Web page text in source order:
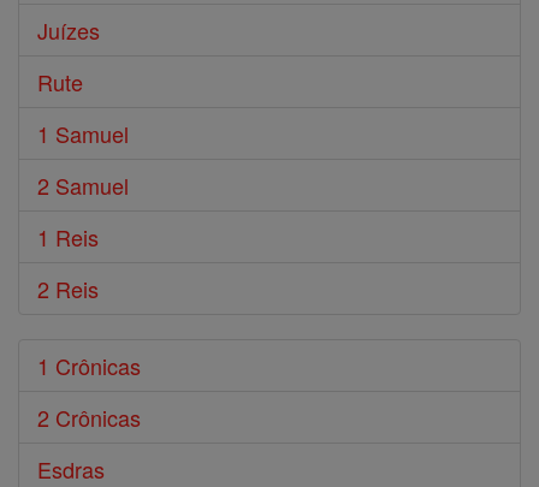
Juízes
Rute
1 Samuel
2 Samuel
1 Reis
2 Reis
1 Crônicas
2 Crônicas
Esdras